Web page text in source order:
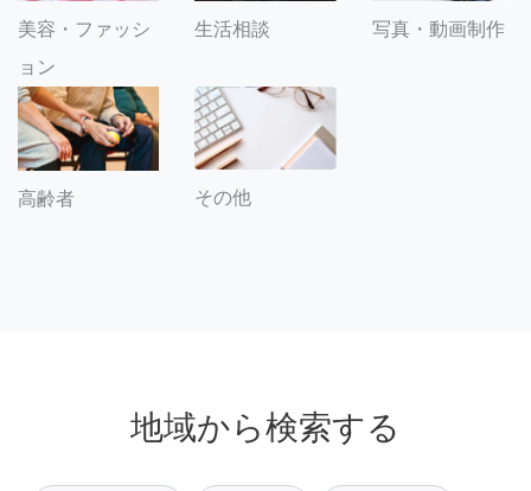
美容・ファッシ
ョン
生活相談 写真・動画制作
高齢者 その他
地域から検索する